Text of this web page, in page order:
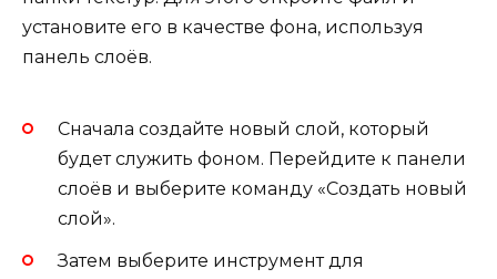
установите его в качестве фона, используя
панель слоёв.
Сначала создайте новый слой, который
будет служить фоном. Перейдите к панели
слоёв и выберите команду «Создать новый
слой».
Затем выберите инструмент для